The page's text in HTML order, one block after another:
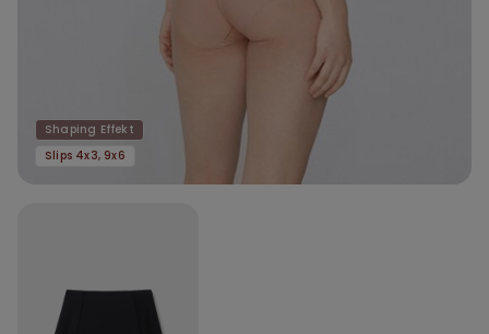
Shaping Effekt
Slips 4x3, 9x6